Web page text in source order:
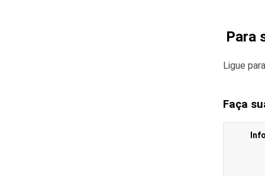
Para
Ligue
Faça